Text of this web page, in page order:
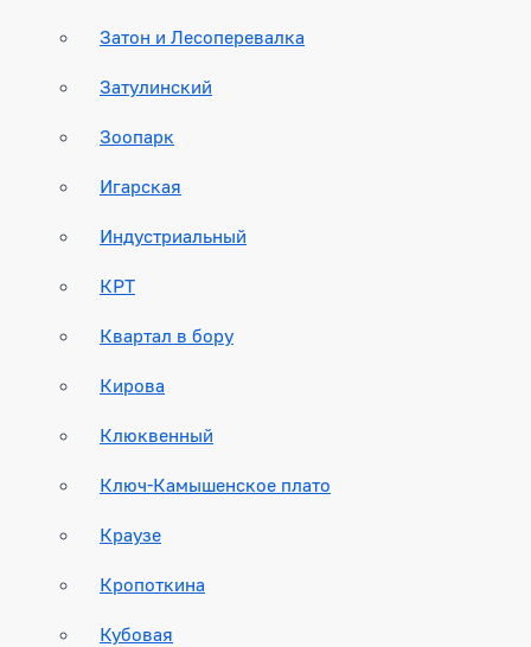
Затон и Лесоперевалка
Затулинский
Зоопарк
Игарская
Индустриальный
КРТ
Квартал в бору
Кирова
Клюквенный
Ключ-Камышенское плато
Краузе
Кропоткина
Кубовая